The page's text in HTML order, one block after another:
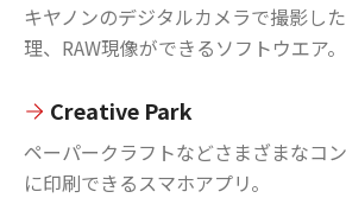
キヤノンのデジタルカメラで撮影し
理、RAW現像ができるソフトウエア。
Creative Park
ペーパークラフトなどさまざまなコ
に印刷できるスマホアプリ。